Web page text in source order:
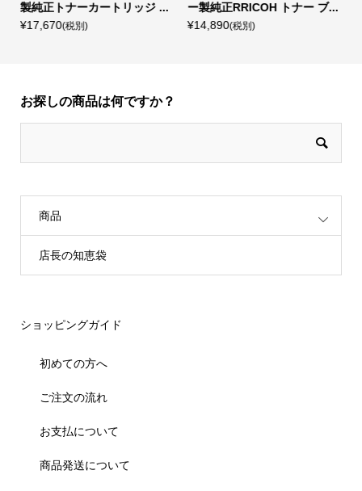
製純正トナーカートリッジ ...
¥17,670(税別)
ー製純正RRICOH トナー ブ...
¥14,890(税別)
お探しの商品は何ですか？
商品
店長の知恵袋
ショッピングガイド
初めての方へ
ご注文の流れ
お支払について
商品発送について